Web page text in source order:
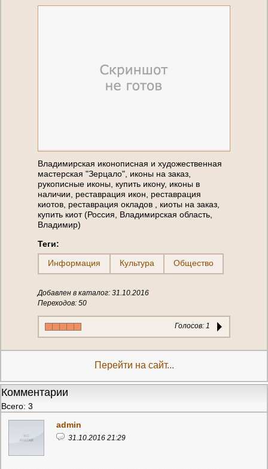
Владимирская иконописная и художественная
мастерская "Зерцало", иконы на заказ,
рукописные иконы, купить икону, иконы в
наличии, реставрация икон, реставрация
киотов, реставрация окладов , киоты на заказ,
купить киот (Россия, Владимирская область,
Владимир)
Теги:
Информация
Культура Общество
Добавлен в каталог: 31.10.2016
Переходов: 50
Голосов: 1
Перейти на сайт...
Комментарии
Всего: 3
admin
31.10.2016 21:29